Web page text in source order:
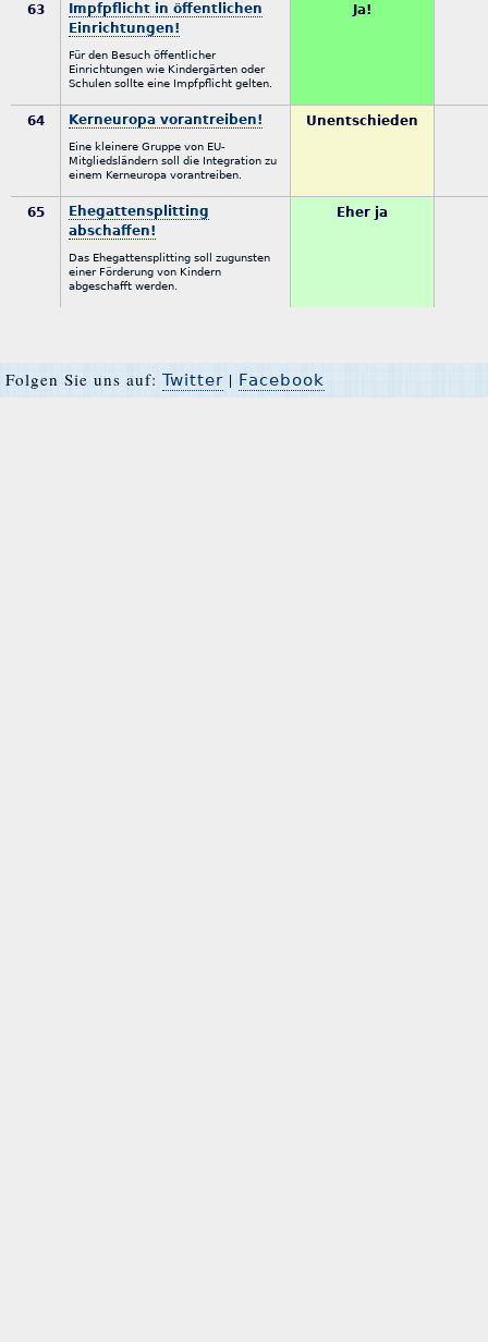
63
Impfpflicht in öffentlichen
Einrichtungen!
Für den Besuch öffentlicher
Einrichtungen wie Kindergärten oder
Schulen sollte eine Impfpflicht gelten.
Ja!
64 Kerneuropa vorantreiben!
Eine kleinere Gruppe von EU-
Mitgliedsländern soll die Integration zu
einem Kerneuropa vorantreiben.
Unentschieden
65
Ehegattensplitting
abschaffen!
Das Ehegattensplitting soll zugunsten
einer Förderung von Kindern
abgeschafft werden.
Eher ja
Folgen Sie uns auf: Twitter | Facebook